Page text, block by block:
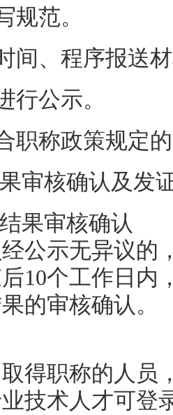
规范。
间、程序报送
行公示。
职称政策规定
审核确认及发
果审核确认
公示无异议的
10个工作日内
的审核确认。
得职称的人员
技术人才可登